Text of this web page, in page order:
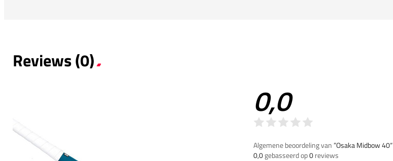
Reviews (0)
0,0
Algemene beoordeling van”Osaka Midbow 40“
0,0gebasseerd op0reviews